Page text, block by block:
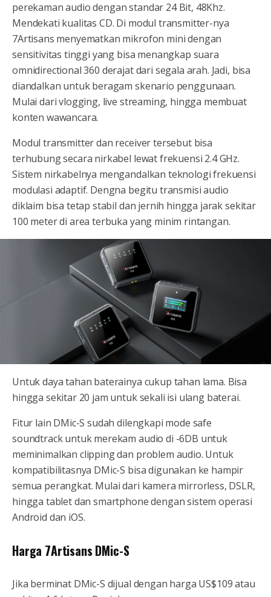
perekaman audio dengan standar 24 Bit, 48Khz.
Mendekati kualitas CD. Di modul transmitter-nya
7Artisans menyematkan mikrofon mini dengan
sensitivitas tinggi yang bisa menangkap suara
omnidirectional 360 derajat dari segala arah. Jadi, bisa
diandalkan untuk beragam skenario penggunaan.
Mulai dari vlogging, live streaming, hingga membuat
konten wawancara.
Modul transmitter dan receiver tersebut bisa
terhubung secara nirkabel lewat frekuensi 2.4 GHz.
Sistem nirkabelnya mengandalkan teknologi frekuensi
modulasi adaptif. Dengna begitu transmisi audio
diklaim bisa tetap stabil dan jernih hingga jarak sekitar
100 meter di area terbuka yang minim rintangan.
Untuk daya tahan baterainya cukup tahan lama. Bisa
hingga sekitar 20 jam untuk sekali isi ulang baterai.
Fitur lain DMic-S sudah dilengkapi mode safe
soundtrack untuk merekam audio di -6DB untuk
meminimalkan clipping dan problem audio. Untuk
kompatibilitasnya DMic-S bisa digunakan ke hampir
semua perangkat. Mulai dari kamera mirrorless, DSLR,
hingga tablet dan smartphone dengan sistem operasi
Android dan iOS.
Harga 7Artisans DMic-S
Jika berminat DMic-S dijual dengan harga US$109 atau